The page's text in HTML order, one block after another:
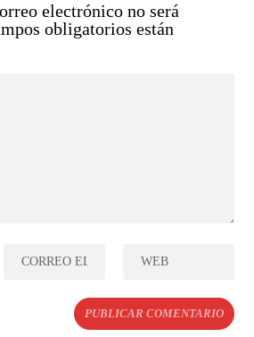
electrónico no será
obligatorios están